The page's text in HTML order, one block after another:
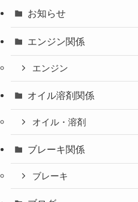
お知らせ
エンジン関係
エンジン
オイル溶剤関係
オイル・溶剤
ブレーキ関係
ブレーキ